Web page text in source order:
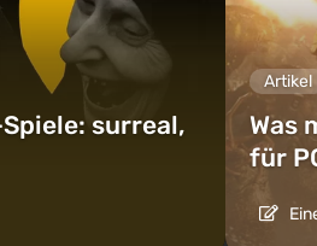
surreal,
Artikel
Was
für